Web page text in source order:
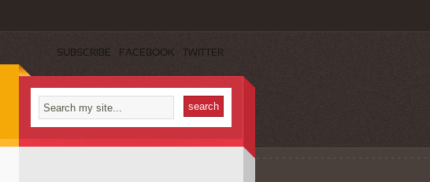
SUBSCRIBE FACEBOOK TWITTER